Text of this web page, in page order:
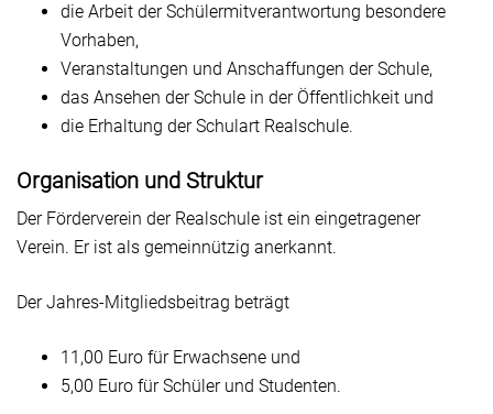
die Arbeit der Schülermitverantwortung besondere
Vorhaben,
Veranstaltungen und Anschaffungen der Schule,
das Ansehen der Schule in der Öffentlichkeit und
die Erhaltung der Schulart Realschule.
Organisation und Struktur
Der Förderverein der Realschule ist ein eingetragener
Verein. Er ist als gemeinnützig anerkannt.
Der Jahres-Mitgliedsbeitrag beträgt
11,00 Euro für Erwachsene und
5,00 Euro für Schüler und Studenten.